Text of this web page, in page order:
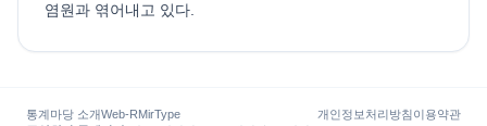
염원과 엮어내고 있다.
통계마당 소개Web-RMirType 개인정보처리방침이용약관